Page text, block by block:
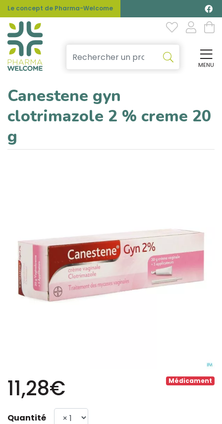
Le concept de Pharma-Welcome
MENU
Canestene gyn
clotrimazole 2 % creme 20
g
Médicament
11,28€
Quantité